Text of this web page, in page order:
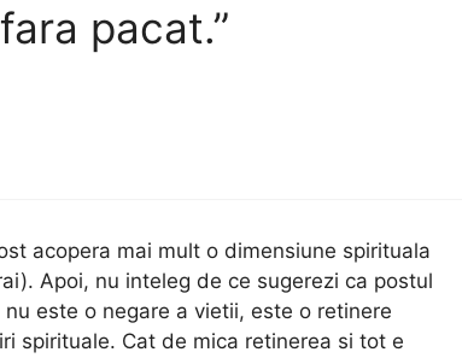
pacat.”
acopera mai mult o dimensiune spirituala
Apoi, nu inteleg de ce sugerezi ca postul
este o negare a vietii, este o retinere
spirituale. Cat de mica retinerea si tot e